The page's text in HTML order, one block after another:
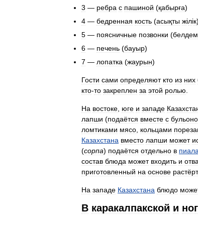
3 — ребра с пашиной (қабырға)
4 — бедренная кость (асықты жілік)
5 — поясничные позвонки (
6 — печень (бауыр)
7 — лопатка (жаурын)
Гости сами определяют кто из них
кто-то закреплен за этой ролью.
На востоке, юге и западе
лапши (подаётся вместе с
ломтиками мясо, кольцами
Казахстана вместо лапши может
(сорпа) подаётся отдельно в
состав блюда может входить и
приготовленный на основе
На западе Казахстана блюдо
В каракалпакской и